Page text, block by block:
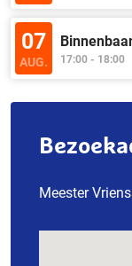
07
AUG. 17:00 - 18:00
Meester